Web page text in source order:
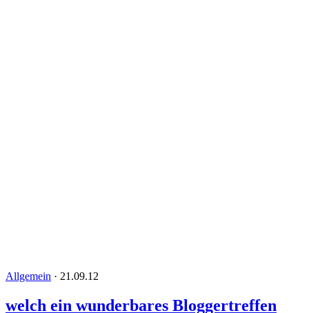
Allgemein · 21.09.12
welch ein wunderbares Bloggertreffen